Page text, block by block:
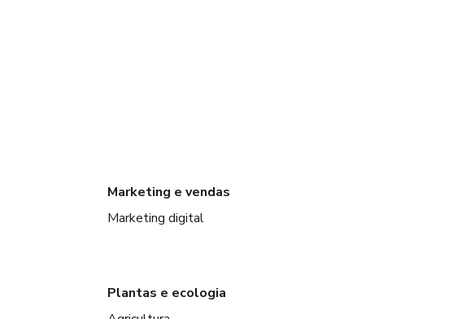
Marketing e vendas
Marketing digital
Plantas e ecologia